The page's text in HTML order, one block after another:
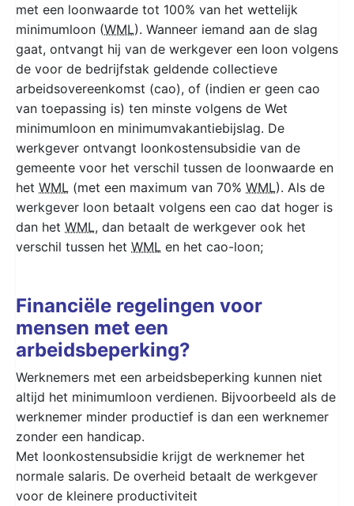
met een loonwaarde tot 100% van het wettelijk
minimumloon (WML). Wanneer iemand aan de slag
gaat, ontvangt hij van de werkgever een loon volgens
de voor de bedrijfstak geldende collectieve
arbeidsovereenkomst (cao), of (indien er geen cao
van toepassing is) ten minste volgens de Wet
minimumloon en minimumvakantiebijslag. De
werkgever ontvangt loonkostensubsidie van de
gemeente voor het verschil tussen de loonwaarde en
het WML (met een maximum van 70% WML). Als de
werkgever loon betaalt volgens een cao dat hoger is
dan het WML, dan betaalt de werkgever ook het
verschil tussen het WML en het cao-loon;
Financiële regelingen voor
mensen met een
arbeidsbeperking?
Werknemers met een arbeidsbeperking kunnen niet
altijd het minimumloon verdienen. Bijvoorbeeld als de
werknemer minder productief is dan een werknemer
zonder een handicap.
Met loonkostensubsidie krijgt de werknemer het
normale salaris. De overheid betaalt de werkgever
voor de kleinere productiviteit